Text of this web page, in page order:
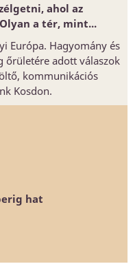
ahol az
a tér, mint...
Európa. Hagyomány és
őrületére adott válaszok
kommunikációs
Kosdon.
hat